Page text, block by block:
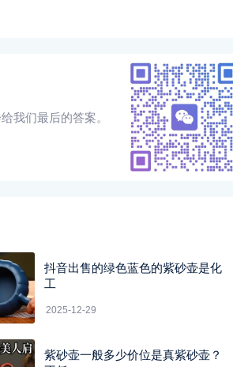
我们最后的答案。
抖音出售的绿色蓝色的紫砂壶是化
工
2025-12-29
紫砂壶一般多少价位是真紫砂壶？